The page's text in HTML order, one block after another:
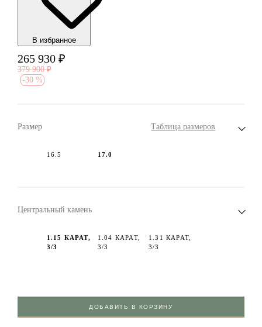
В избранноe
265 930 ₽
379 900 ₽
-30 %
Размер Таблица размеров
16.5 17.0
Центральный камень
1.15 КАРАТ,
3/3
1.04 КАРАТ,
3/3
1.31 КАРАТ,
3/3
ДОБАВИТЬ В КОРЗИНУ